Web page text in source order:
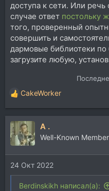
доступа к сети. Или
случае ответ постольку
того, проверенный
совершить и
дармовые библиотеки по
загрузите любую,
Р
е
а
к
ц
и
и
:
CakeWorker
A .
Well-Known Member
24 Окт 2022
Berdinskikh написал(а):